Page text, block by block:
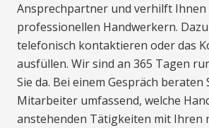
Ansprechpartner und verhilft Ihnen
professionellen Handwerkern.
telefonisch kontaktieren oder das
ausfüllen. Wir sind an 365 Tagen
Sie da. Bei einem Gespräch beraten
Mitarbeiter umfassend, welche
anstehenden Tätigkeiten mit Ihren